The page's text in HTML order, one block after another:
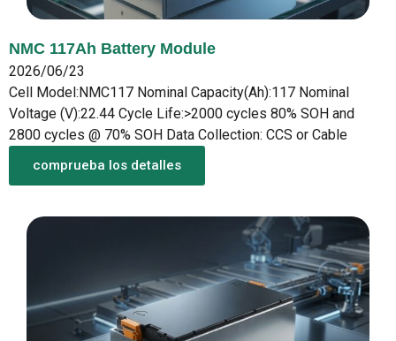
NMC 117Ah Battery Module
2026/06/23
Cell Model:NMC117 Nominal Capacity(Ah):117 Nominal
Voltage (V):22.44 Cycle Life:>2000 cycles 80% SOH and
2800 cycles @ 70% SOH Data Collection: CCS or Cable
comprueba los detalles